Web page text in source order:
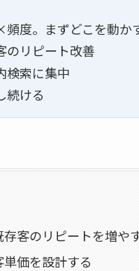
度。まずどこを動か
のリピート改善
検索に集中
続ける
客のリピートを増や
価を設計する